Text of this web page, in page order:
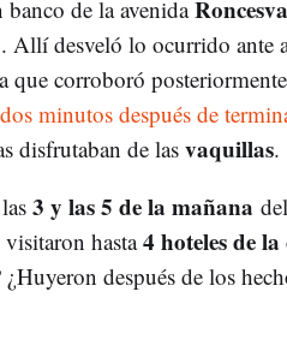
de la avenida
. Allí desveló lo ocurrido ante
que corroboró
minutos después de
disfrutaban de las vaquillas.
3 y las 5 de la mañana
hasta4 hoteles de
¿Huyeron después de los